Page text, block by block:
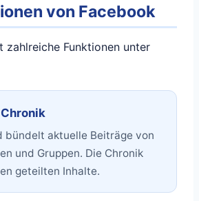
von Facebook
zahlreiche Funktionen unter
bündelt aktuelle Beiträge von
und Gruppen. Die Chronik
geteilten Inhalte.